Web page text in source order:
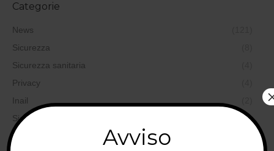
Categorie
News
Sicurezza
Sicurezza sanitaria
Privacy
Inail
Sicurezza sul lavoro
(97)
Qualità
Avviso